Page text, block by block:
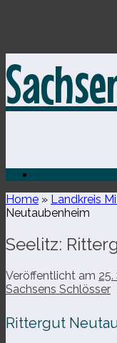
Inhalt
springen
Home » Landkreis
Neutaubenheim
Seelitz:
Veröffentlicht am
Sachsens Schlösser
Rittergut